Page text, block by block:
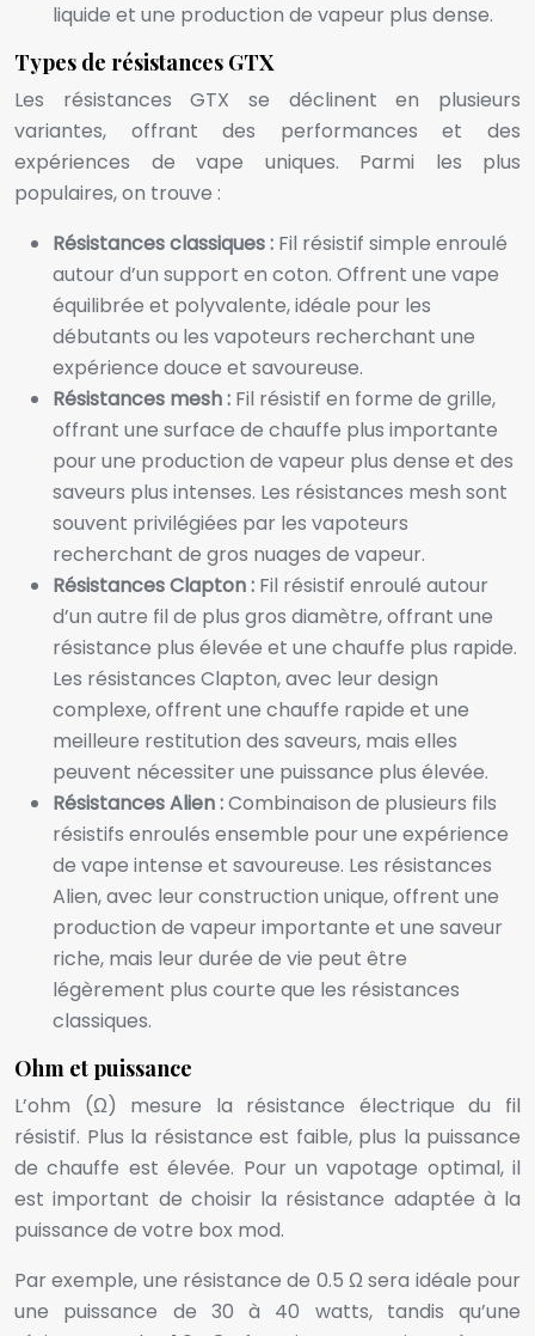
liquide et une production de vapeur plus dense.
Types de résistances GTX
Les résistances GTX se déclinent en plusieurs
variantes, offrant des performances et des
expériences de vape uniques. Parmi les plus
populaires, on trouve :
Résistances classiques : Fil résistif simple enroulé
autour d’un support en coton. Offrent une vape
équilibrée et polyvalente, idéale pour les
débutants ou les vapoteurs recherchant une
expérience douce et savoureuse.
Résistances mesh : Fil résistif en forme de grille,
offrant une surface de chauffe plus importante
pour une production de vapeur plus dense et des
saveurs plus intenses. Les résistances mesh sont
souvent privilégiées par les vapoteurs
recherchant de gros nuages de vapeur.
Résistances Clapton : Fil résistif enroulé autour
d’un autre fil de plus gros diamètre, offrant une
résistance plus élevée et une chauffe plus rapide.
Les résistances Clapton, avec leur design
complexe, offrent une chauffe rapide et une
meilleure restitution des saveurs, mais elles
peuvent nécessiter une puissance plus élevée.
Résistances Alien :Combinaison de plusieurs fils
résistifs enroulés ensemble pour une expérience
de vape intense et savoureuse. Les résistances
Alien, avec leur construction unique, offrent une
production de vapeur importante et une saveur
riche, mais leur durée de vie peut être
légèrement plus courte que les résistances
classiques.
Ohm et puissance
L’ohm (Ω) mesure la résistance électrique du fil
résistif. Plus la résistance est faible, plus la puissance
de chauffe est élevée. Pour un vapotage optimal, il
est important de choisir la résistance adaptée à la
puissance de votre box mod.
Par exemple, une résistance de 0.5 Ω sera idéale pour
une puissance de 30 à 40 watts, tandis qu’une